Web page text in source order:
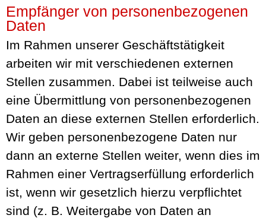
Empfänger von personenbezogenen
Daten
Im Rahmen unserer Geschäftstätigkeit
arbeiten wir mit verschiedenen externen
Stellen zusammen. Dabei ist teilweise auch
eine Übermittlung von personenbezogenen
Daten an diese externen Stellen erforderlich.
Wir geben personenbezogene Daten nur
dann an externe Stellen weiter, wenn dies im
Rahmen einer Vertragserfüllung erforderlich
ist, wenn wir gesetzlich hierzu verpflichtet
sind (z. B. Weitergabe von Daten an